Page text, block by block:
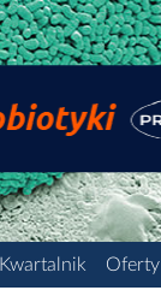
Kwartalnik Oferty